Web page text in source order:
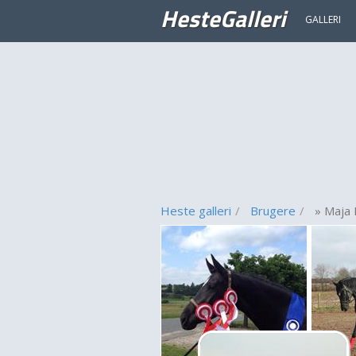
HesteGalleri GALLERI
Heste galleri Brugere » Maja